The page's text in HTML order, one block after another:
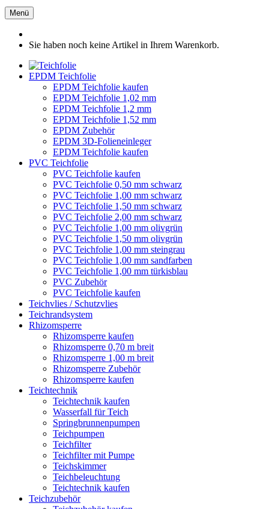
Menü
Sie haben noch keine Artikel in Ihrem Warenkorb.
EPDM Teichfolie
EPDM Teichfolie kaufen
EPDM Teichfolie 1,02 mm
EPDM Teichfolie 1,2 mm
EPDM Teichfolie 1,52 mm
EPDM Zubehör
EPDM 3D-Folieneinleger
EPDM Teichfolie kaufen
PVC Teichfolie
PVC Teichfolie kaufen
PVC Teichfolie 0,50 mm schwarz
PVC Teichfolie 1,00 mm schwarz
PVC Teichfolie 1,50 mm schwarz
PVC Teichfolie 2,00 mm schwarz
PVC Teichfolie 1,00 mm olivgrün
PVC Teichfolie 1,50 mm olivgrün
PVC Teichfolie 1,00 mm steingrau
PVC Teichfolie 1,00 mm sandfarben
PVC Teichfolie 1,00 mm türkisblau
PVC Zubehör
PVC Teichfolie kaufen
Teichvlies / Schutzvlies
Teichrandsystem
Rhizomsperre
Rhizomsperre kaufen
Rhizomsperre 0,70 m breit
Rhizomsperre 1,00 m breit
Rhizomsperre Zubehör
Rhizomsperre kaufen
Teichtechnik
Teichtechnik kaufen
Wasserfall für Teich
Springbrunnenpumpen
Teichpumpen
Teichfilter
Teichfilter mit Pumpe
Teichskimmer
Teichbeleuchtung
Teichtechnik kaufen
Teichzubehör